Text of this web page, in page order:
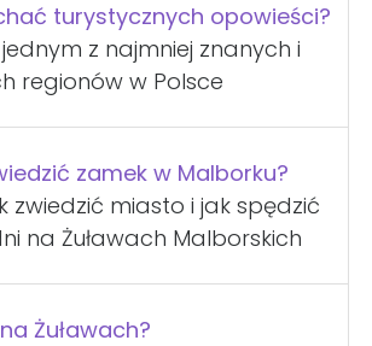
turystycznych opowieści?
jednym z najmniej znanych i
regionów w Polsce
zamek w Malborku?
zwiedzić miasto i jak spędzić
na Żuławach Malborskich
na Żuławach?